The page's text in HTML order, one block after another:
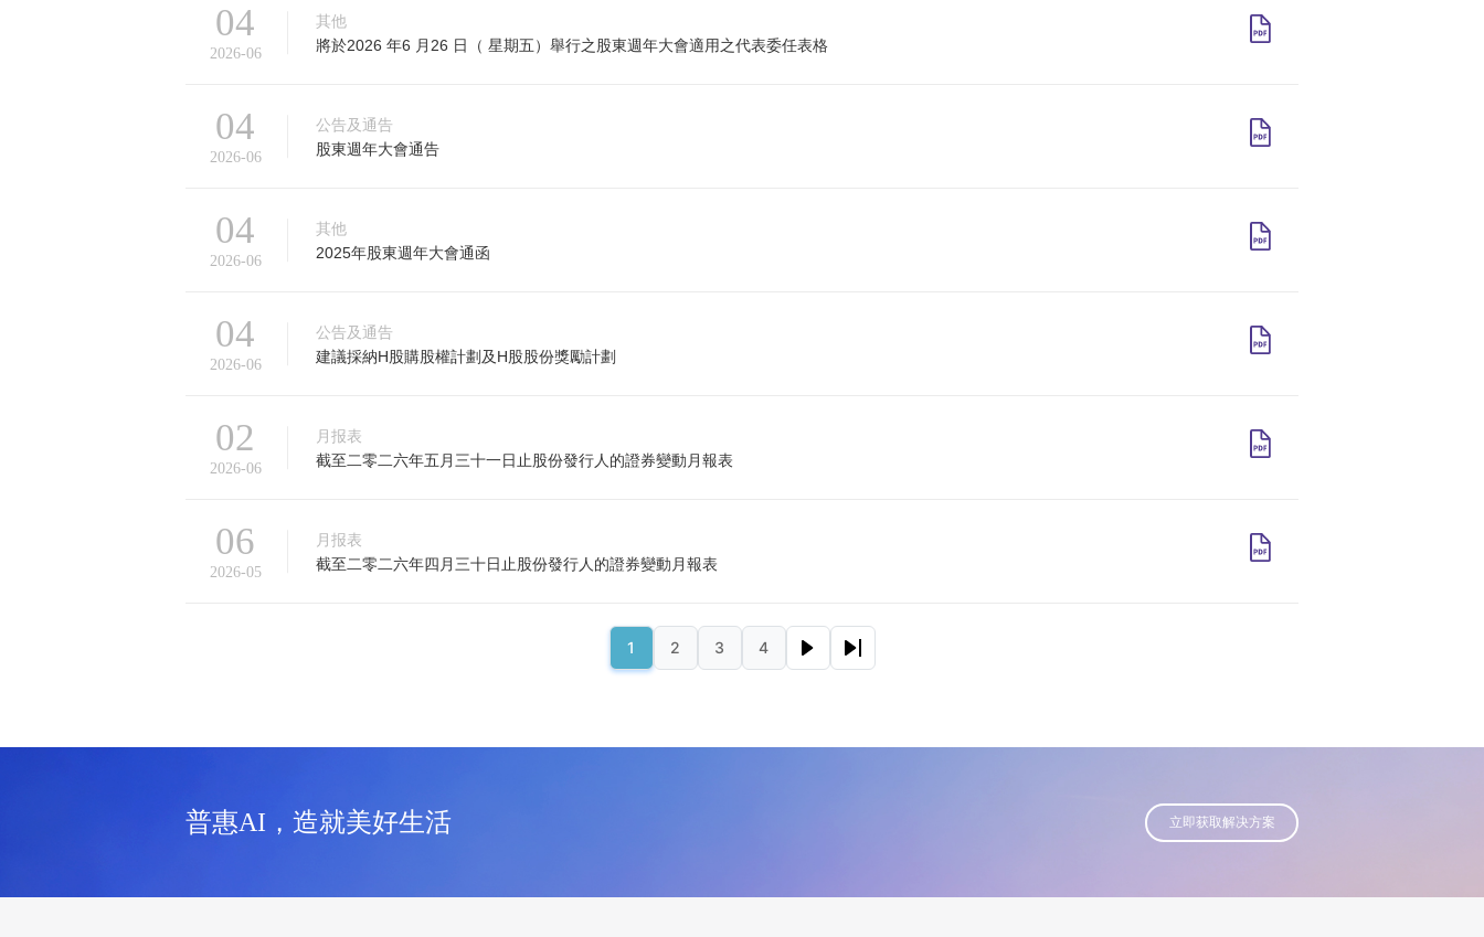
04
2026-06
其他
將於2026 年6 月26 日（ 星期五）舉行之股東週年大會適用之代表委任表格
04
2026-06
公告及通告
股東週年大會通告
04
2026-06
其他
2025年股東週年大會通函
04
2026-06
公告及通告
建議採納H股購股權計劃及H股股份獎勵計劃
02
2026-06
月报表
截至二零二六年五月三十一日止股份發行人的證券變動月報表
06
2026-05
月报表
截至二零二六年四月三十日止股份發行人的證券變動月報表
页面
1 页面
2 页面
3 页面
4下一页 末页
普惠AI，造就美好生活 立即获取解决方案